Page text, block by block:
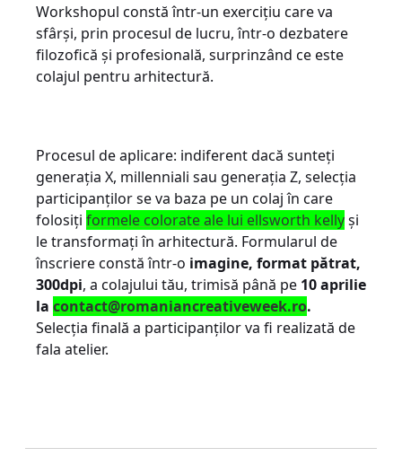
Workshopul constă într-un exercițiu care va
sfârși, prin procesul de lucru, într-o dezbatere
filozofică și profesională, surprinzând ce este
colajul pentru arhitectură.
Procesul de aplicare: indiferent dacă sunteți
generația X, millenniali sau generația Z, selecția
participanților se va baza pe un colaj în care
folosiți formele colorate ale lui ellsworth kellyși
le transformați în arhitectură. Formularul de
înscriere constă într-o imagine, format pătrat,
300dpi, a colajului tău, trimisă până pe 10 aprilie
la contact@romaniancreativeweek.ro.
Selecția finală a participanților va fi realizată de
fala atelier.